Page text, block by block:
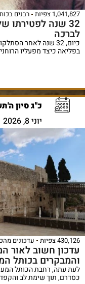
1,041,827 צפיות רבנים
32 שנה לפטירתו
לברכה
כיום, 32 שנה לאחר
בפליאה כיצד מפעליו
כ"ג סיון
יוני 8, 2026
430,126 צפיות עדכונים
עדכון חשוב לאור
והמבקרים בכותל
לעת עתה, רחבת הכותל
כסדרם, תוך שימת לב